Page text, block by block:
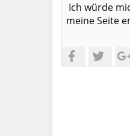
Ich würde
meine Seite
teilen